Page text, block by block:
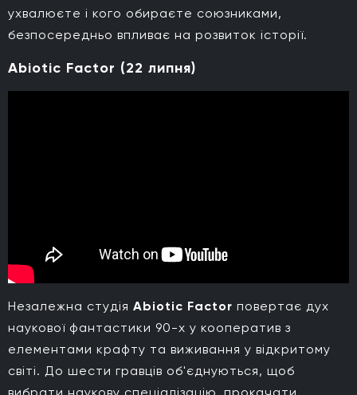
ухвалюєте і кого обираєте союзниками,
безпосередньо впливає на розвиток історії.
Abiotic Factor (22 липня)
Незалежна студія Abiotic Factor повертає дух
наукової фантастики 90-х у кооператив з
елементами крафту та виживання у відкритому
світі. До шести гравців об'єднуються, щоб